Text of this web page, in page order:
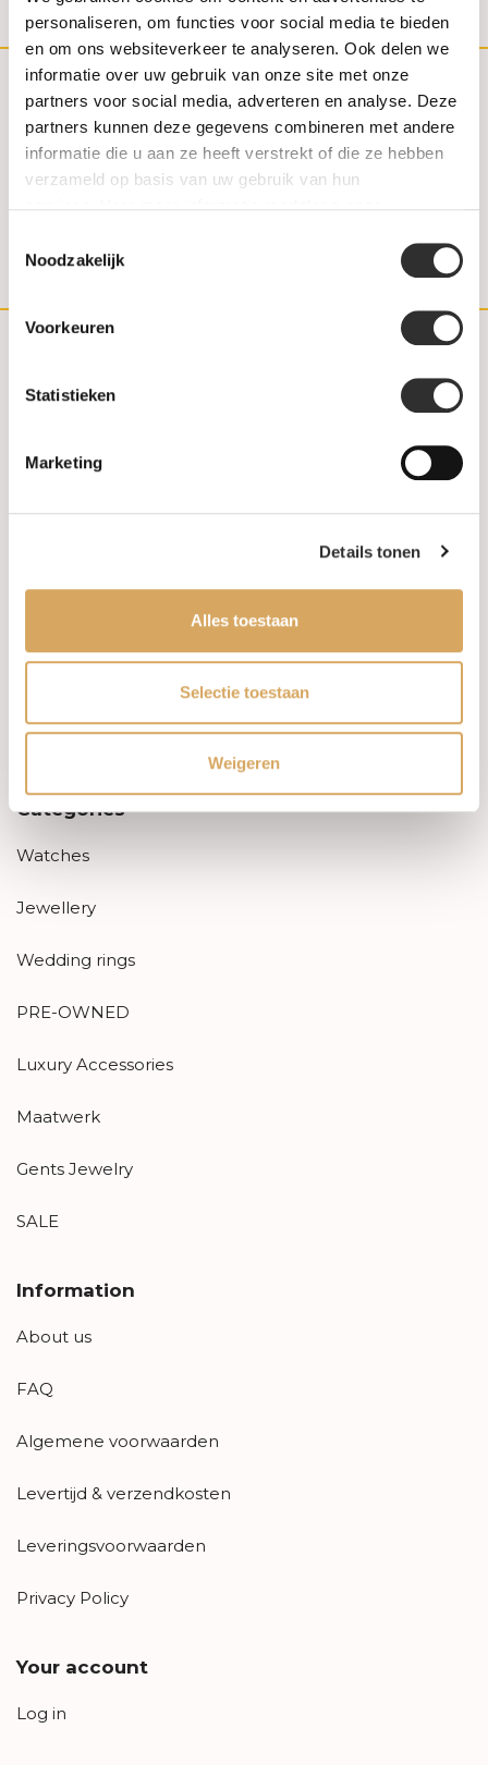
personaliseren, om functies voor social media te bieden
en om ons websiteverkeer te analyseren. Ook delen we
informatie over uw gebruik van onze site met onze
partners voor social media, adverteren en analyse. Deze
partners kunnen deze gegevens combineren met andere
informatie die u aan ze heeft verstrekt of die ze hebben
verzameld op basis van uw gebruik van hun
Noodzakelijk
Voorkeuren
Statistieken
Marketing
Details tonen
Alles toestaan
Selectie toestaan
Weigeren
(030) 692 22 92
030-6922292
Sitemap
Categories
Watches
Jewellery
Wedding rings
PRE-OWNED
Luxury Accessories
Maatwerk
Gents Jewelry
SALE
Information
About us
FAQ
Algemene voorwaarden
Levertijd & verzendkosten
Leveringsvoorwaarden
Privacy Policy
Your account
Log in